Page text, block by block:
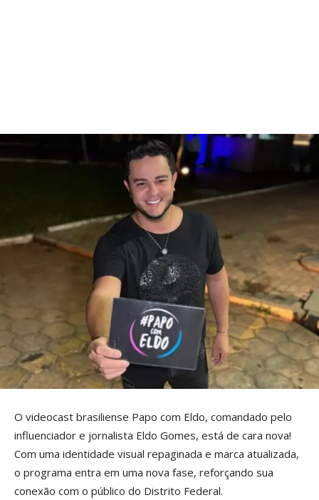
O videocast brasiliense Papo com Eldo, comandado pelo
influenciador e jornalista Eldo Gomes, está de cara nova!
Com uma identidade visual repaginada e marca atualizada,
o programa entra em uma nova fase, reforçando sua
conexão com o público do Distrito Federal.